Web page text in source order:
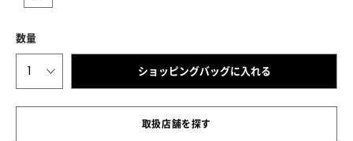
数量
1 ショッピングバッグに入れる
取扱店舗を探す